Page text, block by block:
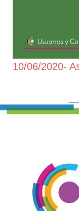
10/06/2020-